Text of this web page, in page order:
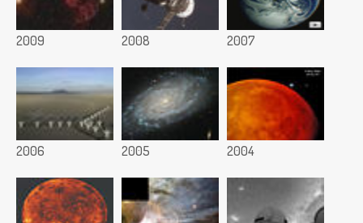
2009 2008 2007
2006 2005 2004